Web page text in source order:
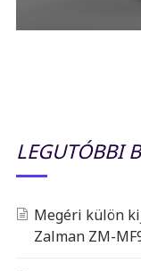
LEGUTÓBBI
Megéri külön
Zalman ZM-